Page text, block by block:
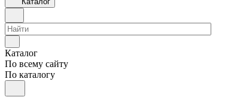
Каталог
По всему сайту
По каталогу